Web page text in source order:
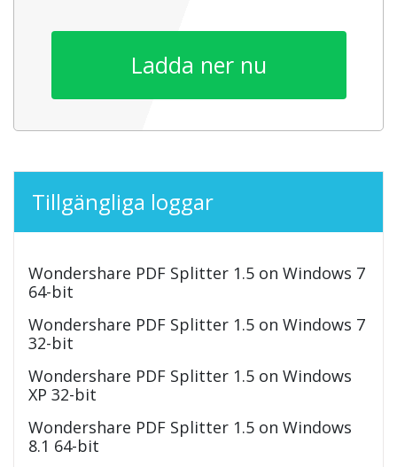
Ladda ner nu
Tillgängliga loggar
Wondershare PDF Splitter 1.5 on Windows 7
64-bit
Wondershare PDF Splitter 1.5 on Windows 7
32-bit
Wondershare PDF Splitter 1.5 on Windows
XP 32-bit
Wondershare PDF Splitter 1.5 on Windows
8.1 64-bit